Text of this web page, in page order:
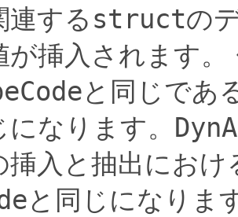
連するstructの
挿入されます。
と同じであ
なります。
挿入と抽出にお
と同じになりま